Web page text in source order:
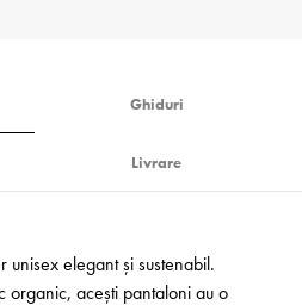
Ghiduri
Livrare
unisex elegant și sustenabil.
organic, acești pantaloni au o